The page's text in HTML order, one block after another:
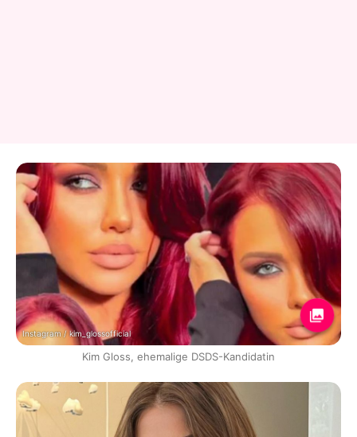
Instagram / kim_glossofficial
Kim Gloss, ehemalige DSDS-Kandidatin